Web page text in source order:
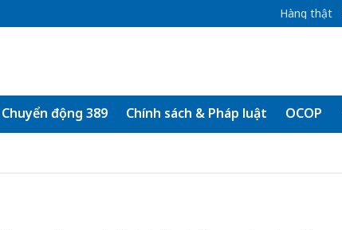
Hàng thật
Chuyển động 389 Chính sách & Pháp luật OCOP